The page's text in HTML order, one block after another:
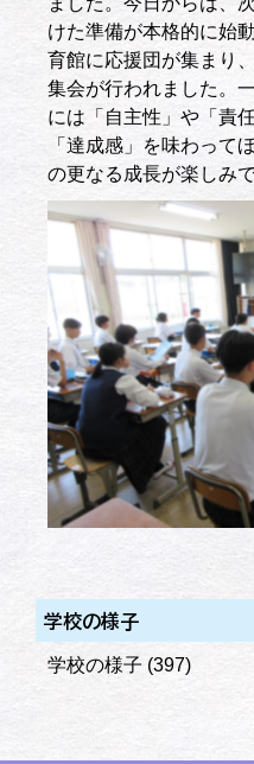
けた準備が本格的に始
育館に応援団が集まり
集会が行われました。
には「自主性」や「責
「達成感」を味わって
の更なる成長が楽しみで
学校の様子
学校の様子 (397)